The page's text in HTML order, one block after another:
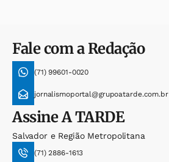
Fale com a Redação
(71) 99601-0020
jornalismoportal@grupoatarde.com.br
AssineA TARDE
Salvador e Região Metropolitana
(71) 2886-1613